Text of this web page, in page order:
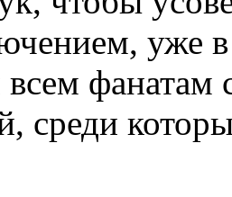
уже
фанатам
среди